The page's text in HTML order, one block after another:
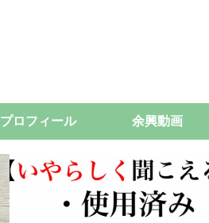
プロフィール 余興動画